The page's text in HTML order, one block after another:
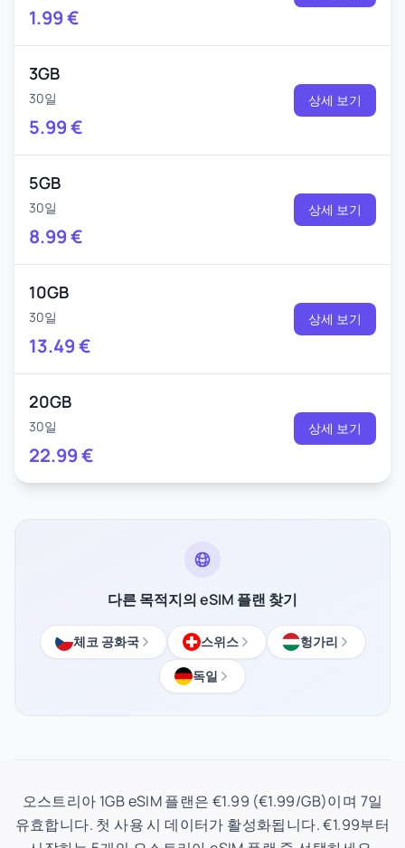
1.99€
3GB
30일
5.99€
상세 보기
5GB
30일
8.99€
상세 보기
10GB
30일
13.49€
상세 보기
20GB
30일
22.99€
상세 보기
다른 목적지의 eSIM 플랜 찾기
체코 공화국 스위스
헝가리
독일
오스트리아 1GB eSIM 플랜은 €1.99 (€1.99/GB)이며 7일
유효합니다. 첫 사용 시 데이터가 활성화됩니다. €1.99부터